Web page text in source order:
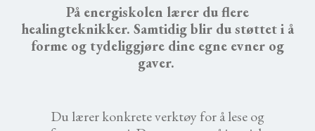
På energiskolen lærer du flere
healingteknikker. Samtidig blir du støttet i å
forme og tydeliggjøre dine egne evner og
gaver.
Du lærer konkrete verktøy for å lese og